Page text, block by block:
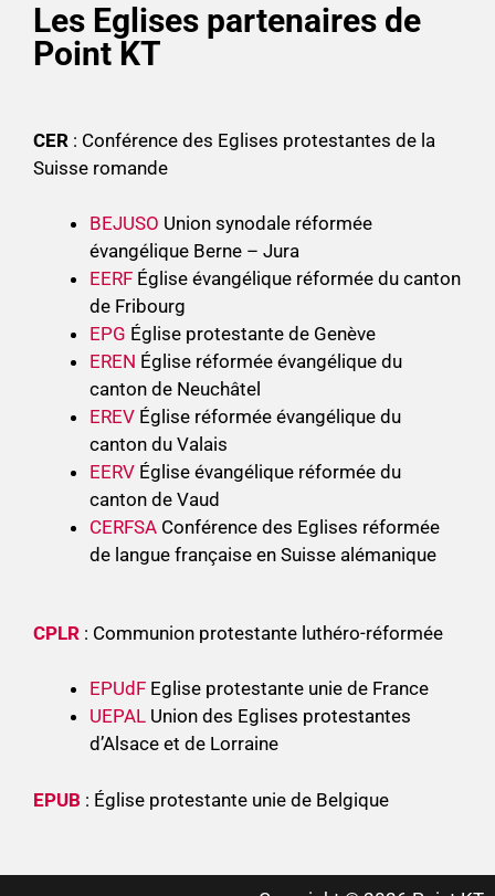
Les Eglises partenaires de
Point KT
CER : Conférence des Eglises protestantes de la
Suisse romande
BEJUSO Union synodale réformée
évangélique Berne – Jura
EERF Église évangélique réformée du canton
de Fribourg
EPG Église protestante de Genève
EREN Église réformée évangélique du
canton de Neuchâtel
EREV Église réformée évangélique du
canton du Valais
EERV Église évangélique réformée du
canton de Vaud
CERFSA Conférence des Eglises réformée
de langue française en Suisse alémanique
CPLR : Communion protestante luthéro-réformée
EPUdF Eglise protestante unie de France
UEPAL Union des Eglises protestantes
d’Alsace et de Lorraine
EPUB : Église protestante unie de Belgique